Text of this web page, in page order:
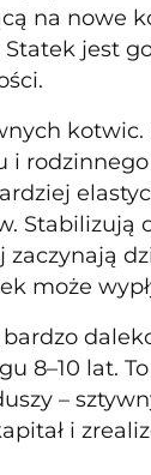
na nowe
jest
kotwic.
i
Stabilizują
może
8–10 lat.
–
i